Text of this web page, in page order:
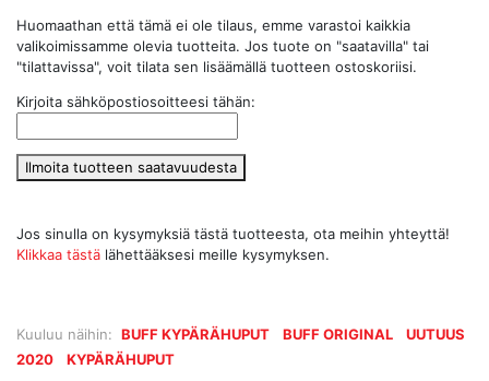
Kuuluu näihin: BUFF KYPÄRÄHUPUT BUFF ORIGINAL
UUTUUS
2020
KYPÄRÄHUPUT
Huomaathan että tämä ei ole tilaus, emme varastoi kaikkia
valikoimissamme olevia tuotteita. Jos tuote on "saatavilla" tai
"tilattavissa", voit tilata sen lisäämällä tuotteen ostoskoriisi.
Kirjoita sähköpostiosoitteesi tähän:
Ilmoita tuotteen saatavuudesta
Jos sinulla on kysymyksiä tästä tuotteesta, ota meihin yhteyttä!
Klikkaa tästä lähettääksesi meille kysymyksen.